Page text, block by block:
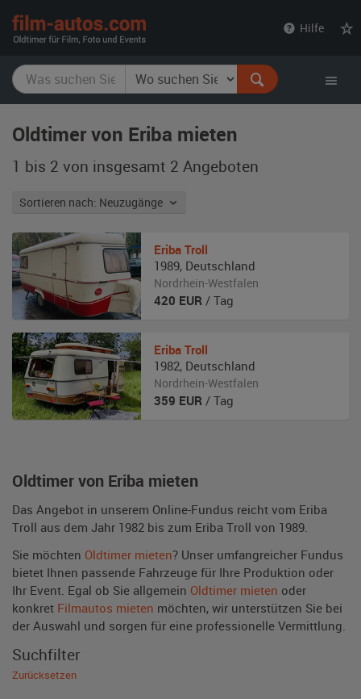
Hilfe
Oldtimer von Eriba mieten
1 bis 2 von insgesamt 2 Angeboten
Sortieren nach: Neuzugänge
Oldtimer von Eriba mieten
Das Angebot in unserem Online-Fundus reicht vom Eriba
Troll aus dem Jahr 1982 bis zum Eriba Troll von 1989.
Sie möchten Oldtimer mieten? Unser umfangreicher Fundus
bietet Ihnen passende Fahrzeuge für Ihre Produktion oder
Ihr Event. Egal ob Sie allgemein Oldtimer mieten oder
konkret Filmautos mieten möchten, wir unterstützen Sie bei
der Auswahl und sorgen für eine professionelle Vermittlung.
Eriba Troll
1989, Deutschland
Nordrhein-Westfalen
420 EUR / Tag
Eriba Troll
1982, Deutschland
Nordrhein-Westfalen
359 EUR / Tag
Suchfilter
Zurücksetzen